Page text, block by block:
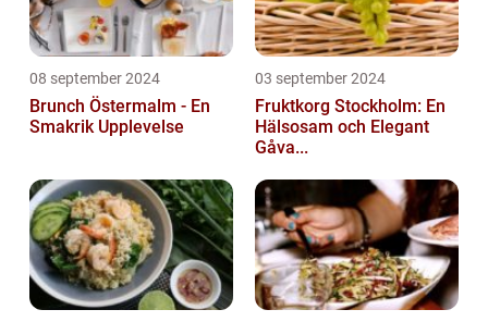
08 september 2024
Brunch Östermalm - En
Smakrik Upplevelse
03 september 2024
Fruktkorg Stockholm: En
Hälsosam och Elegant
Gåva...